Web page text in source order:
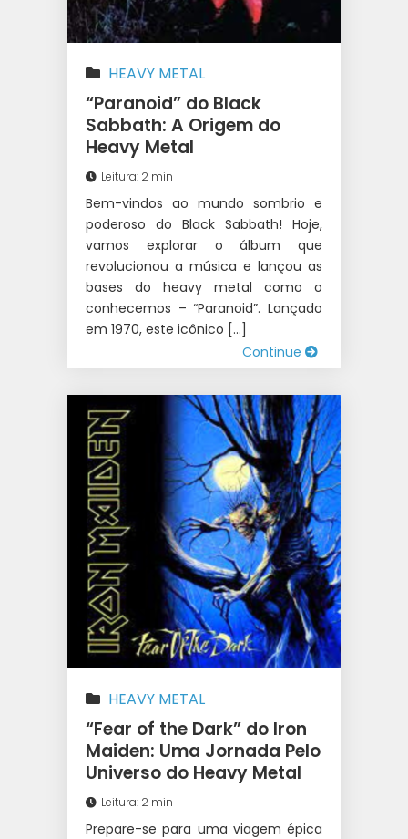
HEAVY METAL
“Paranoid” do Black
Sabbath: A Origem do
Heavy Metal
Leitura: 2 min
Bem-vindos ao mundo sombrio e
poderoso do Black Sabbath! Hoje,
vamos explorar o álbum que
revolucionou a música e lançou as
bases do heavy metal como o
conhecemos – “Paranoid”. Lançado
em 1970, este icônico […]
Continue
HEAVY METAL
“Fear of the Dark” do Iron
Maiden: Uma Jornada Pelo
Universo do Heavy Metal
Leitura: 2 min
Prepare-se para uma viagem épica